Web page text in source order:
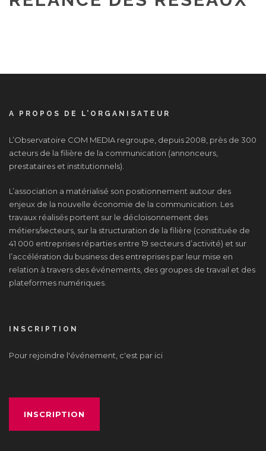
A PROPOS DE L’ORGANISATEUR
L’Observatoire COM MEDIA regroupe, depuis 2008, près de 300
acteurs de la filière de la communication (annonceurs,
prestataires et institutionnels).
L’association a matérialisé son positionnement autour des
enjeux de la nouvelle économie de la communication. Les
travaux réalisés portent sur le décloisonnement des
métiers/secteurs, sur la structuration de la filière (constituée de
41 000 entreprises réparties entre 19 secteurs d’activité) et sur
l’accélération du business des entreprises par leur mise en
relation à travers des événements, des groupes de travail et des
plateformes numériques.
INSCRIPTION
Pour rejoindre l'événement, c'est par ici
INSCRIPTION